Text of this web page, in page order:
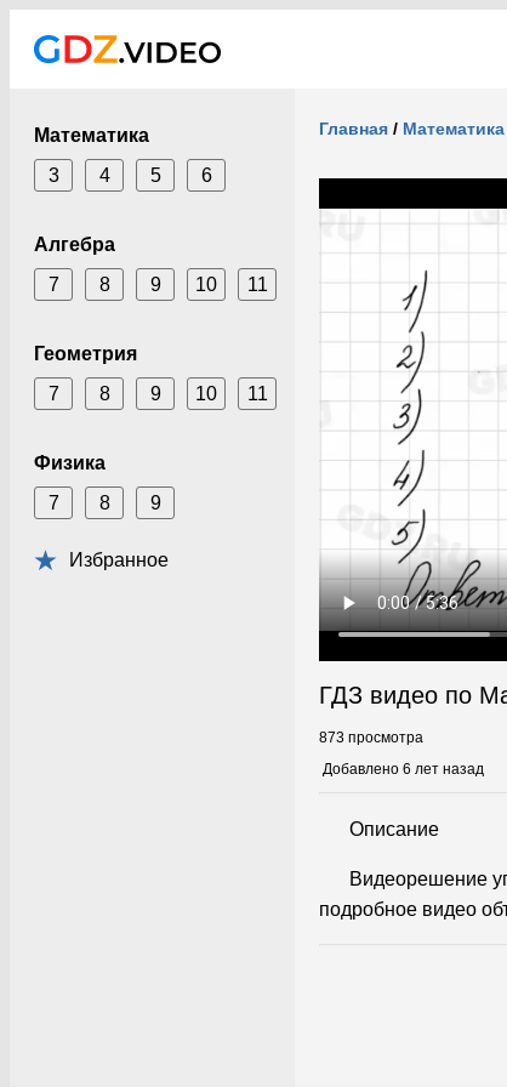
Математика
3
4 5 6
Алгебра
7
8 9 10 11
Геометрия
7
8 9 10 11
Физика
7
8 9
Избранное
Главная / Математика
ГДЗ видео по
873 просмотра
Добавлено 6 лет назад
Описание
Видеорешение
подробное видео